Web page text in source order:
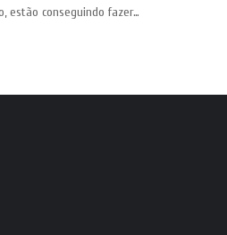
estão conseguindo fazer…